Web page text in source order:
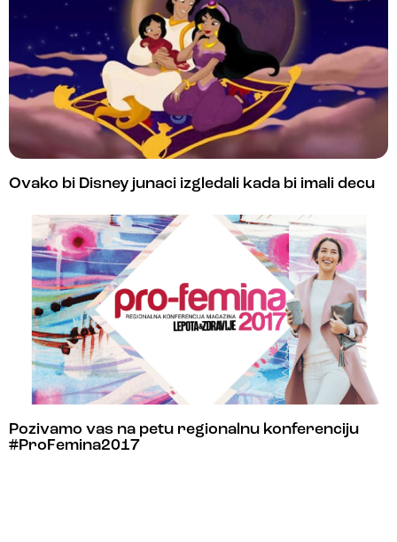
Ovako bi Disney junaci izgledali kada bi imali decu
Pozivamo vas na petu regionalnu konferenciju
#ProFemina2017